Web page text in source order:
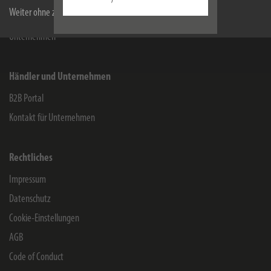
Weiter ohne zu akzeptieren
Service
Unternehmen
Händler und Unternehmen
B2B Portal
Kontakt für Unternehmen
Rechtliches
Impressum
Datenschutz
Cookie-Einstellungen
AGB
Code of Conduct